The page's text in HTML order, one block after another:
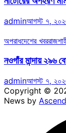
adminআগস্ট ৭,
অপরাধদেশের খবর
নওগাঁর মান্দায় ২৯৬
adminআগস্ট ৭,
Copyright ©
News by